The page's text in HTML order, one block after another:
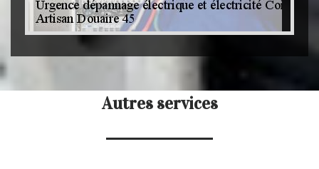
Autres services